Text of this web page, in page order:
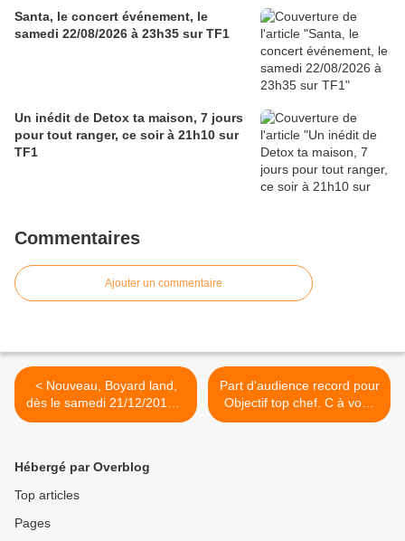
Santa, le concert événement, le
samedi 22/08/2026 à 23h35 sur TF1
Un inédit de Detox ta maison, 7 jours
pour tout ranger, ce soir à 21h10 sur
TF1
Commentaires
Ajouter un commentaire
< Nouveau, Boyard land,
dès le samedi 21/12/2019 à
21h05 sur France 2
Part d'audience record pour
Objectif top chef. C à vous
et Un si grand soleil en
Hébergé par Overblog
Top articles
Pages